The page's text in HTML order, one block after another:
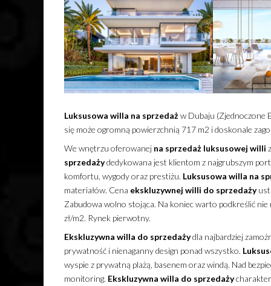
Luksusowa willa na sprzedażw Dubaju (Zjednoczone
się może ogromną powierzchnią 717 m2 i doskonale
We wnętrzu oferowanej na sprzedaż luksusowej willi
sprzedażydedykowana jest klientom z najgrubszym
komfortu, wygody oraz prestiżu. Luksusowa willa na
materiałów. Cena ekskluzywnej willi do sprzedaży
Zabudowa wolno stojąca. Na koniec warto podkreślić
zł/m2. Rynek pierwotny.
Ekskluzywna willa do sprzedażydla najbardziej
prywatność i nienaganny design ponad wszystko.
wyspie z prywatną plażą, basenem oraz windą. Nad
monitoring. Ekskluzywna willa do sprzedaży